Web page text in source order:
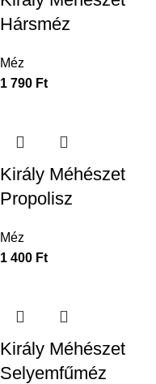
Hársméz
Méz
1 790 Ft
Király Méhészet
Propolisz
Méz
1 400 Ft
Király Méhészet
Selyemfűméz